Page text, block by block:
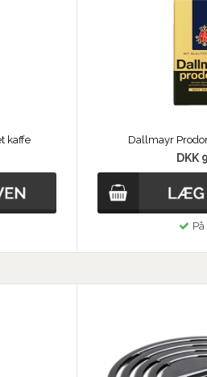
kaffe Dallmayr
DKK